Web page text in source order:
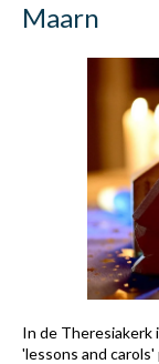
Maarn
In de Theresiakerk
'lessons and